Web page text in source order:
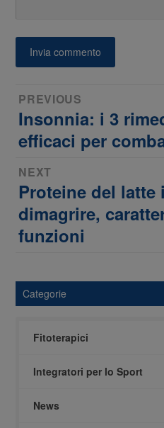
Navigazione
articoli
PREVIOUS
Previous
Insonnia: i 3
efficaci per
NEXT
Next
Proteine del latte
dimagrire,
funzioni
Categorie
Fitoterapici
Integratori per lo Sport
News